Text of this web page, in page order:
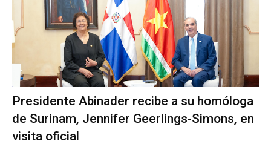
Presidente Abinader recibe a su homóloga
de Surinam, Jennifer Geerlings-Simons, en
visita oficial